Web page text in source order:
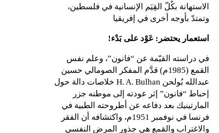
الاستهانة بكُلّ القِيَم الإنسانية في فلسطين،
وتمتدّ بأوجه أخرى في إفريقيا
استعمار يحتضر: عَوْد على بَدْء!
في دراسته القيّمة عن “فانون”، وعلم نفس
القمع (1985م) قدَّم المفكر الصومالي حسين
عبدالله بُولحن H. A. Bulhan خلاصات دالة حول
إحباط “فانون” إثر عودته إلى موطنه جزر
المارتينيك بعد دفاعه عن أطروحته الطبية في
فرنسا في نوفمبر 1951م، واكتشافه أن الفقر
والاغتراب والقمع هي جذور المرض النفسي